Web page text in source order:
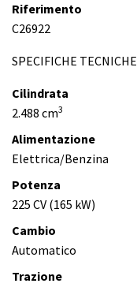
Riferimento
C26922
SPECIFICHE TECNICHE
Cilindrata
2.488 cm3
Alimentazione
Elettrica/Benzina
Potenza
225 CV (165 kW)
Cambio
Automatico
Trazione